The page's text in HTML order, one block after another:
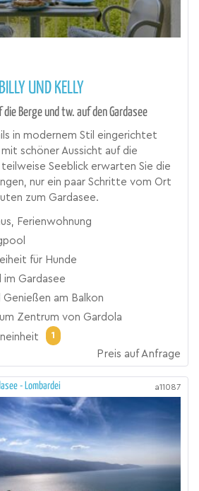
UND KELLY
Berge und tw. auf den Gardasee
in modernem Stil eingerichtet
schöner Aussicht auf die
Seeblick erwarten Sie die
nur ein paar Schritte vom Ort
zum Gardasee.
Ferienwohnung
für Hunde
im Gardasee
Genießen am Balkon
Zentrum von Gardola
1
Preis auf Anfrage
- Lombardei a11087